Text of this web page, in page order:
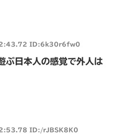
ID:6k30r6fw0
ぶ日本人の感覚で外人は
ID:/rJBSK8K0